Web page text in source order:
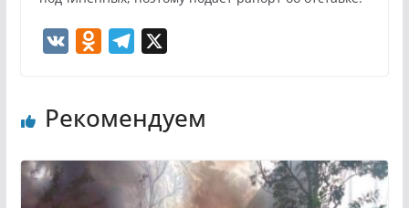
o
a
e
r
a
Рекомендуем